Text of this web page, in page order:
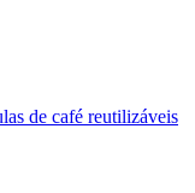
de café reutilizáveis